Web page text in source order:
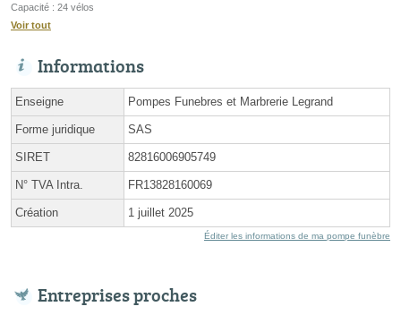
Capacité : 24 vélos
Voir tout
Informations
Enseigne Pompes Funebres et Marbrerie Legrand
Forme juridique SAS
SIRET 82816006905749
N° TVA Intra. FR13828160069
Création 1 juillet 2025
Éditer les informations de ma pompe funèbre
Entreprises proches